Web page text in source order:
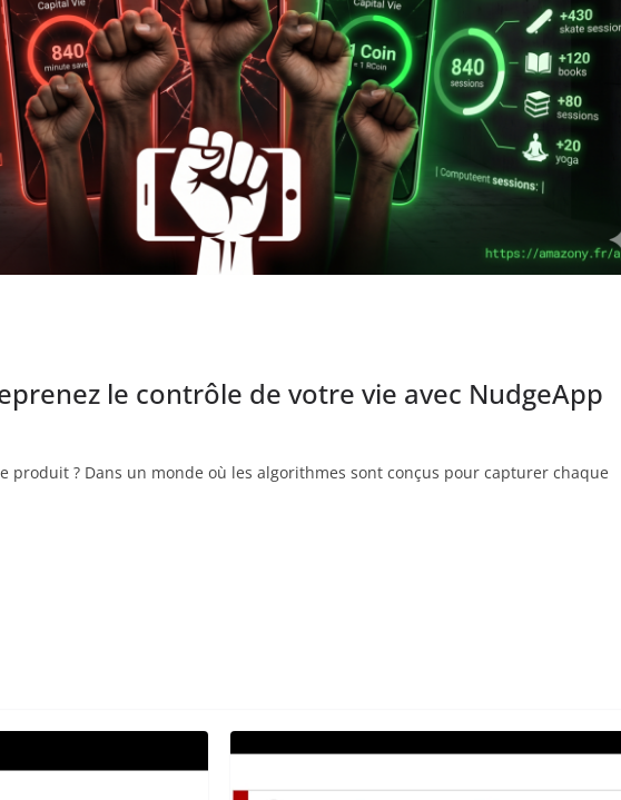
le contrôle de votre vie avec NudgeApp
produit ? Dans un monde où les algorithmes sont conçus pour capturer chaque